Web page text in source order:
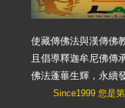
使藏傳佛法與漢傳佛
且倡導釋迦牟尼佛傳
佛法蓬蓽生輝，永續
Since1999 您是第